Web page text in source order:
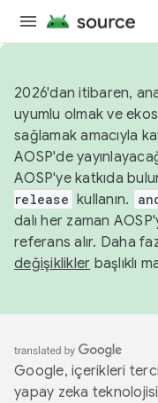
2026'dan itibaren,
uyumlu olmak ve
sağlamak amacıyla
AOSP'de
AOSP'ye katkıda
release kullanın.
dalı her zaman
referans alır. Daha
değişiklikler başlıklı
Google, içerikleri
yapay zeka